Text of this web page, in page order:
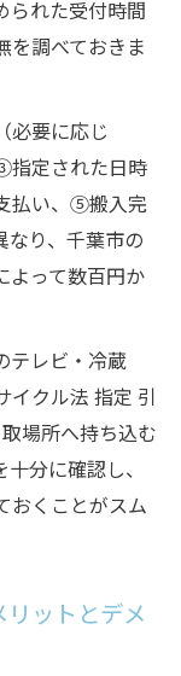
られた受付時間
を調べておきま
必要に応じ
定された日時
払い、⑤搬入完
なり、千葉市の
よって数百円か
テレビ・冷蔵
イクル法 指定 引
場所へ持ち込む
分に確認し、
おくことがスム
ットとデメ